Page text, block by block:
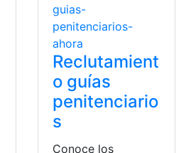
Reclutamient
o guías
penitenciario
s
Conoce los